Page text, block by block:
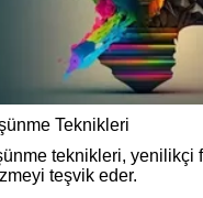
Teknikleri
teknikleri,
teşvik eder.